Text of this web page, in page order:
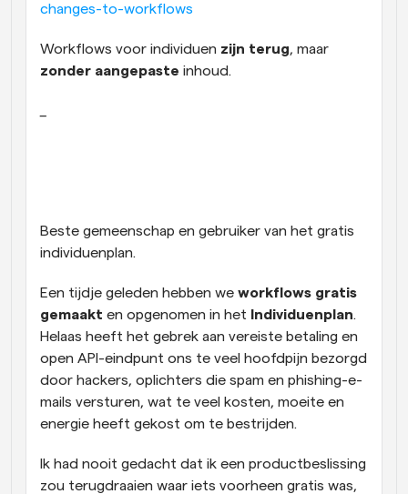
Automatiseer planning en herinneringen
Dynamische Groep Links
Webhooks
Ontvang een melding wanneer er iets gebeurt
changes-to-workflows
Workflows voor individuen zijn terug
zonder aangepaste inhoud.
Beste gemeenschap en gebruiker van het gratis
individuenplan.
Een tijdje geleden hebben we workflows gratis
gemaakt en opgenomen in het Individuenplan.
Helaas heeft het gebrek aan vereiste betaling en
open API-eindpunt ons te veel hoofdpijn bezorgd
door hackers, oplichters die spam en phishing-e-
mails versturen, wat te veel kosten, moeite en
energie heeft gekost om te bestrijden.
Ik had nooit gedacht dat ik een productbeslissing
zou terugdraaien waar iets voorheen gratis was,